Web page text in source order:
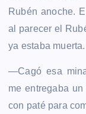
Rubén anoche.
al parecer el
ya estaba muerta.
—Cagó esa
me entregaba
con paté para